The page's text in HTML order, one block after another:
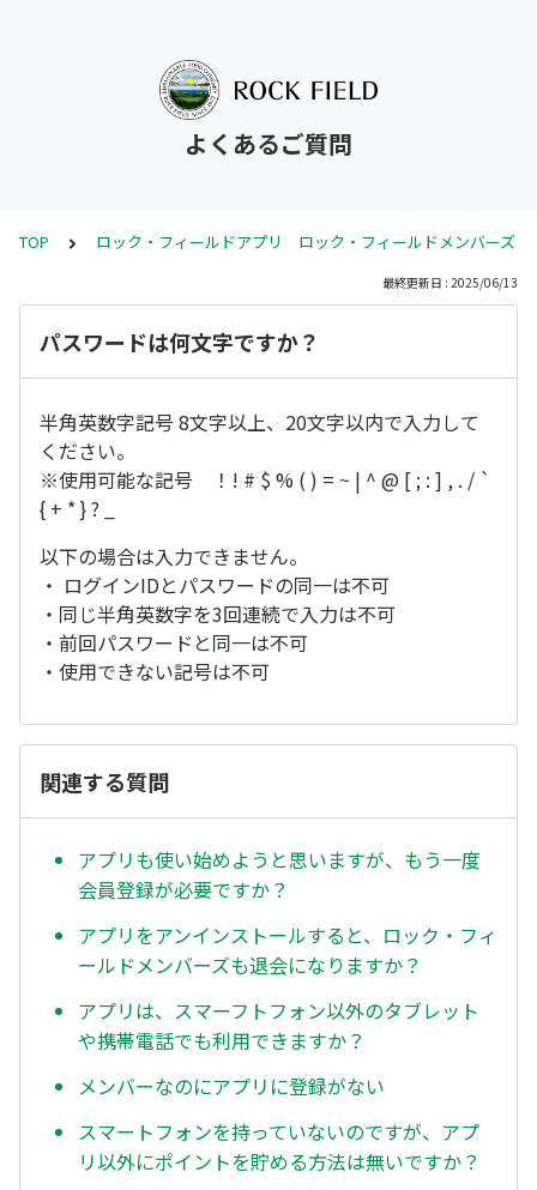
よくあるご質問
TOP ロック・フィールドアプリ ロック・フィールドメンバーズ
最終更新日 : 2025/06/13
パスワードは何文字ですか？
半角英数字記号 8文字以上、20文字以内で入力して
ください。
※使用可能な記号 ！! # $ % ( ) = ~ | ^ @ [ ; : ] , . / `
{ + * } ? _
以下の場合は入力できません。
・ ログインIDとパスワードの同一は不可
・同じ半角英数字を3回連続で入力は不可
・前回パスワードと同一は不可
・使用できない記号は不可
関連する質問
アプリも使い始めようと思いますが、もう一度
会員登録が必要ですか？
アプリをアンインストールすると、ロック・フィ
ールドメンバーズも退会になりますか？
アプリは、スマーフトフォン以外のタブレット
や携帯電話でも利用できますか？
メンバーなのにアプリに登録がない
スマートフォンを持っていないのですが、アプ
リ以外にポイントを貯める方法は無いですか？